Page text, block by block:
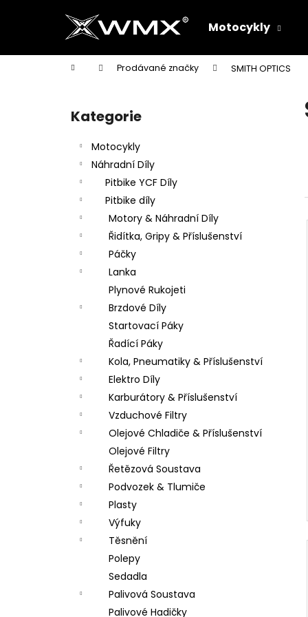
Motocykly
Domů Prodávané značky SMITH OPTICS
Přeskočit
kategorie
Kategorie
Motocykly
Náhradní Díly
Pitbike YCF Díly
Pitbike díly
Motory & Náhradní Díly
Řidítka, Gripy & Příslušenství
Páčky
Lanka
Plynové Rukojeti
Brzdové Díly
Startovací Páky
Řadící Páky
Kola, Pneumatiky & Příslušenství
Elektro Díly
Karburátory & Příslušenství
Vzduchové Filtry
Olejové Chladiče & Příslušenství
Olejové Filtry
Řetězová Soustava
Podvozek & Tlumiče
Plasty
Výfuky
Těsnění
Polepy
Sedadla
Palivová Soustava
Palivové Hadičky
í
Zpět
do
Zpět
do
LOŽISKO KOLA 6202 2RS STOMP,
DEMONX ,WPB